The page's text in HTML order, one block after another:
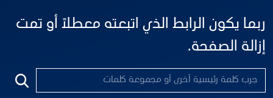
ربما يكون الرابط الذي اتبعته معطلاً أو تمت
إزالة الصفحة.